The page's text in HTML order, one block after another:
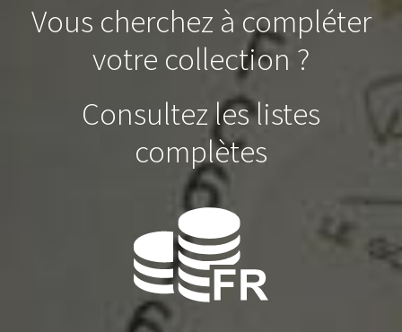
Vous cherchez à compléter
votre collection ?
Consultez les listes
complètes